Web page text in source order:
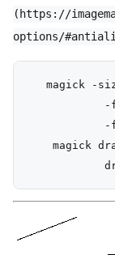
(https://
options/
magick -
-
-
magick